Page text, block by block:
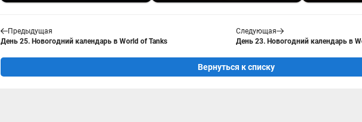
Предыдущая
День 25. Новогодний календарь в World of Tanks
Следующая
День 23. Новогодний календарь в
Вернуться к списку